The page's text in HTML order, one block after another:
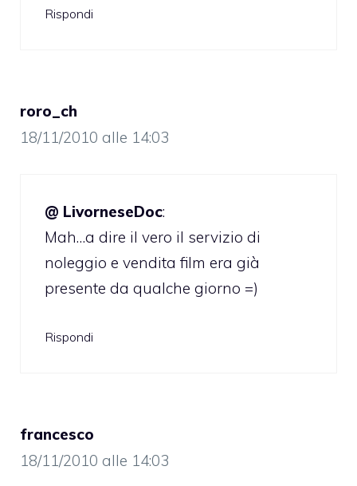
Rispondi
roro_ch
18/11/2010 alle 14:03
@ LivorneseDoc:
Mah…a dire il vero il servizio di
noleggio e vendita film era già
presente da qualche giorno =)
Rispondi
francesco
18/11/2010 alle 14:03